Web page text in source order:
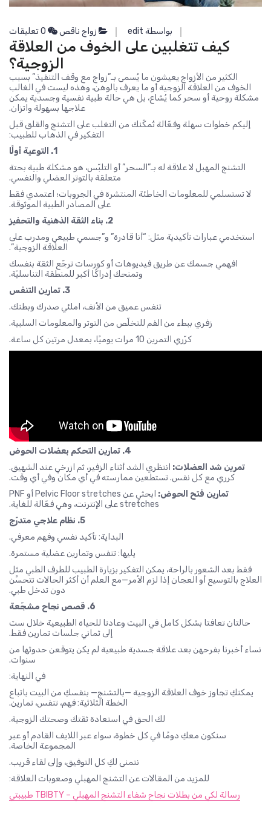
بواسطة edit زواج ناقص
كيف تتغلبين على الخوف من العلاقة
الزوجية؟
الكثير من الأزواج يعيشون ما يُسمى بـ”زواج مع وقف التنفيذ” بسبب
الخوف من العلاقة الزوجية أو ما يعرف بالوهن، وهذه ليست في الغالب
مشكلة روحية أو سحر كما يُشاع، بل هي حالة طبية نفسية وجسدية يمكن
علاجها بسهولة واتزان.
إليكم خطوات سهلة وفعّالة تُمكّنك من التغلب على التشنج والقلق قبل
التفكير في الذهاب للطبيب:
1. التوعية أولًا
التشنج المهبل لا علاقة له بـ”السحر” أو التلبّس، هو مشكلة طبية بحتة
متعلقة بالتوتر العضلي والنفسي.
لا تستسلمي للمعلومات الخاطئة المنتشرة في الجروبات؛ اعتمدي فقط
على المصادر الطبية الموثوقة.
2. بناء الثقة الذهنية والتحفيز
استخدمي عبارات تأكيدية مثل: “أنا قادرة” و”جسمي طبيعي ومدرب على
العلاقة الزوجية”.
افهمي جسمك عن طريق فيديوهات أو كورسات ترجّع الثقة بنفسك
وتمنحك إدراكًا أكبر للمنطقة التناسليّة.
3. تمارين التنفس
تنفس عميق من الأنف، املئي صدرك وبطنك.
زفري ببطء من الفم للتخلّص من التوتر والمعلومات السلبية.
كرّري التمرين 10 مرات يوميًا، بمعدل مرتين كل ساعة.
4. تمارين التحكم بعضلات الحوض
تمرين شد العضلات: انتظري الشد أثناء الزفير، ثم ازرخي عند الشهيق.
كرري مع كل نفس. تستطعين ممارسته في أي مكان وفي أي وقت.
تمارين فتح الحوض:
ابحثي عن Pelvic Floor stretches أو PNF
stretches على الإنترنت، وهي فعّالة للغاية.
5. نظام علاجي متدرّج
البداية: تأكيد نفسي وفهم معرفي.
يليها: تنفس وتمارين عضلية مستمرة.
فقط بعد الشعور بالراحة، يمكن التفكير بزيارة الطبيب للطرف الطبي مثل
العلاج بالتوسيع أو العجان إذا لزم الأمر—مع العلم أن أكثر الحالات تتحسَّن
دون تدخل طبي.
6. قصص نجاح مشجّعة
حالتان تعافتا بشكل كامل في البيت وعادتا للحياة الطبيعية خلال ست
إلى ثماني جلسات تمارين فقط.
نساء أخبرنا بفرحهن بعد علاقة جسدية طبيعية لم يكن يتوقعن حدوثها من
سنوات.
في النهاية:
يمكنكِ تجاوز خوف العلاقة الزوجية —بالتشنج— بنفسكِ من البيت باتباع
الخطة الثلاثية: فهم، تنفس، تمارين.
لك الحق في استعادة ثقتك وصحتك الزوجية.
سنكون معكِ دومًا في كل خطوة، سواء عبر اللايف القادم أو عبر
المجموعة الخاصة.
نتمنى لكِ كل التوفيق، وإلى لقاء قريب.
للمزيد من المقالات عن التشنج المهبلي وصعوبات العلاقة:
رسالة لكي من بطلات نجاح شفاء التشنج المهبلي – TBIBTY طبيبتي